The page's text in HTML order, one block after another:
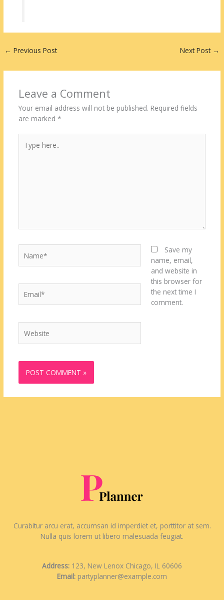
← Previous Post Next Post →
Leave a Comment
Your email address will not be published. Required fields
are marked *
here..
Save my
name, email,
and website in
this browser for
the next time I
comment.
Curabitur arcu erat, accumsan id imperdiet et, porttitor at sem.
Nulla quis lorem ut libero malesuada feugiat.
Address: 123, New Lenox Chicago, IL 60606
Email: partyplanner@example.com